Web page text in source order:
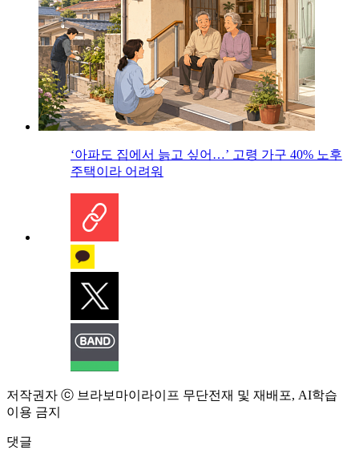
‘아파도 집에서 늙고 싶어…’ 고령 가구 40% 노후
주택이라 어려워
저작권자 ⓒ 브라보마이라이프 무단전재 및 재배포, AI학습
이용 금지
댓글